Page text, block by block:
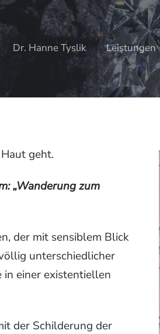
Dr. Hanne Tyslik Leistungen
geht.
„Wanderung zum
der mit sensiblem Blick
unterschiedlicher
in einer existentiellen
der Schilderung der